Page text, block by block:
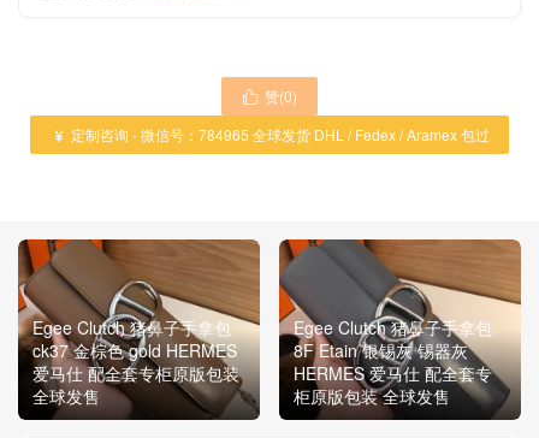
 赞(0)
 定制咨询 - 微信号：784965 全球发货 DHL / Fedex / Aramex 包过
Egee Clutch 猪鼻子手拿包
ck37 金棕色 gold HERMES
爱马仕 配全套专柜原版包装
全球发售
Egee Clutch 猪鼻子手拿包
8F Etain 银锡灰 锡器灰
HERMES 爱马仕 配全套专
柜原版包装 全球发售